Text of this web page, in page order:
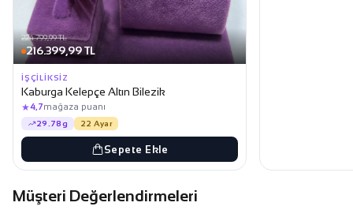
224.799,99 TL
216.399,99 TL
İŞÇILIKSIZ
Kaburga Kelepçe Altın Bilezik
★4,7mağaza puanı
29.78g 22 Ayar
Sepete Ekle
Müşteri Değerlendirmeleri